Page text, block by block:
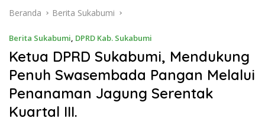
Beranda Berita Sukabumi
Berita Sukabumi, DPRD Kab. Sukabumi
Ketua DPRD Sukabumi, Mendukung
Penuh Swasembada Pangan Melalui
Penanaman Jagung Serentak
Kuartal III.